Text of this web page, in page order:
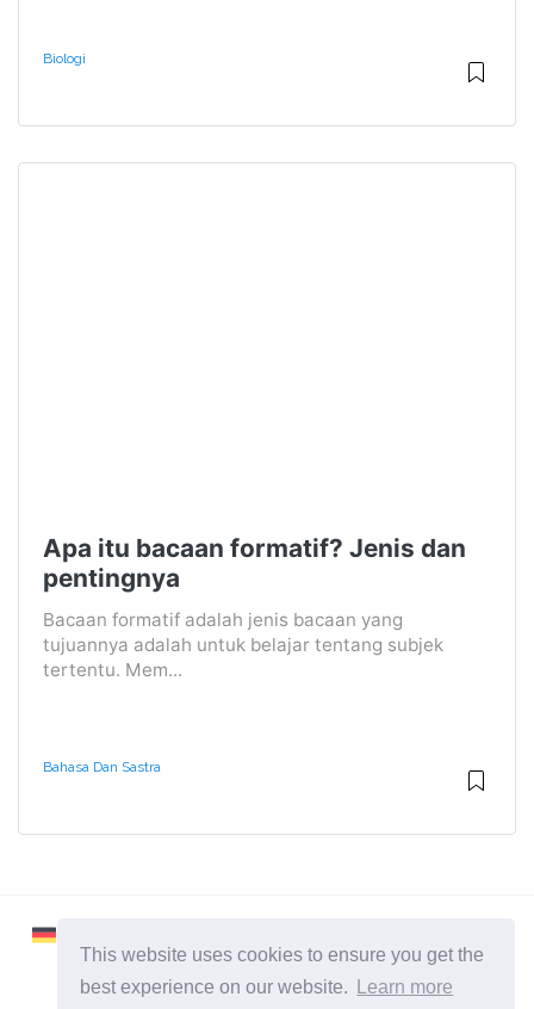
This website uses cookies to ensure you get the
best experience on our website.
Learn more
Biologi
Apa itu bacaan formatif? Jenis dan
pentingnya
Bacaan formatif adalah jenis bacaan yang
tujuannya adalah untuk belajar tentang subjek
tertentu. Mem...
Bahasa Dan Sastra